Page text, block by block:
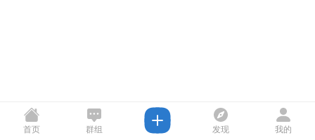
首页 群组 发现 我的